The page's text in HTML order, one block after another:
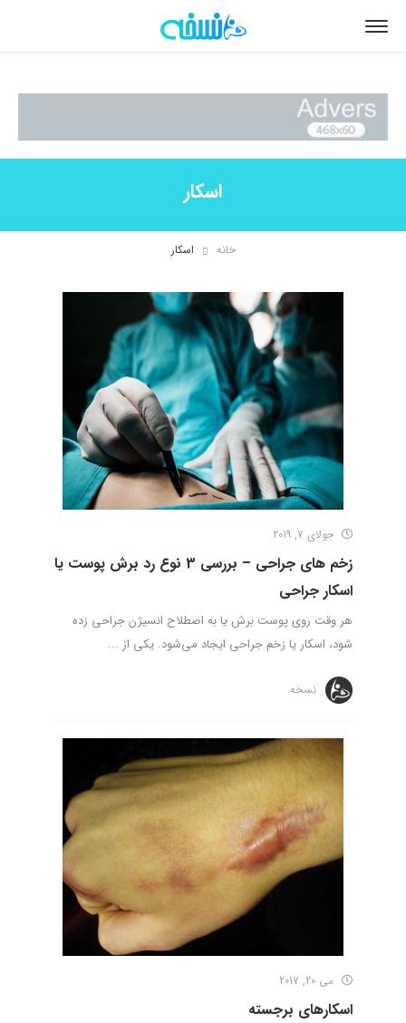
اسکار
خانه اسکار
جولای 7, 2019
زخم های جراحی – بررسی 3 نوع رد برش پوست یا
اسکار جراحی
هر وقت روی پوست برش یا به اصطلاح انسیژن جراحی زده
شود، اسکار یا زخم جراحی ایجاد می‌شود. یکی از ...
نسخه
می 20, 2017
اسکارهای برجسته